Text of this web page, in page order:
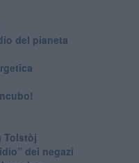
del pianeta
Tolstòj
dei negazi